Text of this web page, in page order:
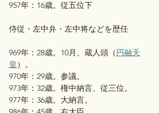
957年：16歳。従五位下
侍従・左中弁・左中将などを歴任
969年：28歳。10月、蔵人頭（ 円融天
皇 ）。
970年：29歳。参議。
973年：32歳。権中納言、従三位。
977年：36歳。大納言。